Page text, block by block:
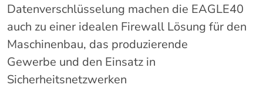
Datenverschlüsselung machen die EAGLE40
auch zu einer idealen Firewall Lösung für den
Maschinenbau, das produzierende
Gewerbe und den Einsatz in
Sicherheitsnetzwerken